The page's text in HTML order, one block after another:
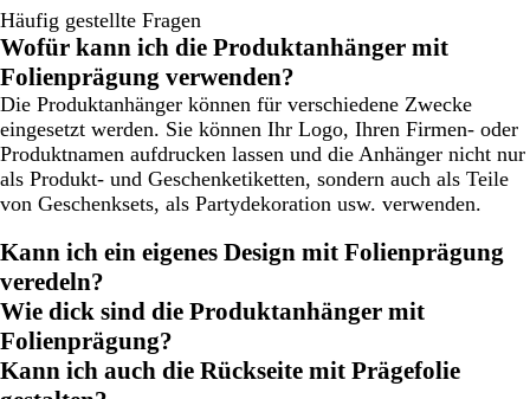
Häufig gestellte Fragen
Wofür kann ich die Produktanhänger mit
Folienprägung verwenden?
Die Produktanhänger können für verschiedene Zwecke
eingesetzt werden. Sie können Ihr Logo, Ihren Firmen- oder
Produktnamen aufdrucken lassen und die Anhänger nicht nur
als Produkt- und Geschenketiketten, sondern auch als Teile
von Geschenksets, als Partydekoration usw. verwenden.
Kann ich ein eigenes Design mit Folienprägung
veredeln?
Wie dick sind die Produktanhänger mit
Folienprägung?
Kann ich auch die Rückseite mit Prägefolie